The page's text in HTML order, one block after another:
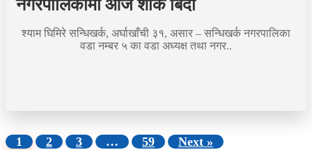
नगरपालिकामा आज शोक बिदा
श्याम घिमिरे सन्धिखर्क, अर्घाखाँची ३१, असार – सन्धिखर्क नगरपालिका
वडा नम्बर ५ का वडा अध्यक्ष तथा नगर..
1 2 3 … 59 Next »